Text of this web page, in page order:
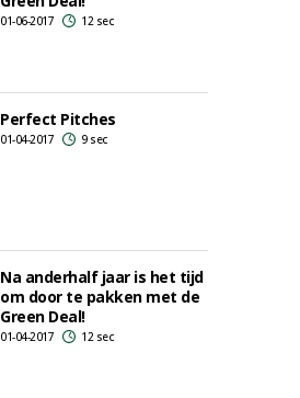
01-06-2017 12 sec
Perfect Pitches
01-04-2017 9 sec
Na anderhalf jaar is het tijd
om door te pakken met de
Green Deal!
01-04-2017 12 sec